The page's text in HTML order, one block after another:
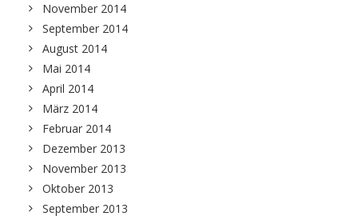
November 2014
September 2014
August 2014
Mai 2014
April 2014
März 2014
Februar 2014
Dezember 2013
November 2013
Oktober 2013
September 2013